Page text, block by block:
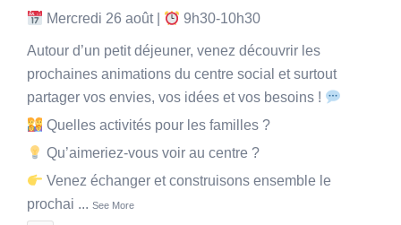
Mercredi 26 août |
9h30-10h30
Autour d’un petit déjeuner, venez découvrir les
prochaines animations du centre social et surtout
partager vos envies, vos idées et vos besoins !
Quelles activités pour les familles ?
Qu’aimeriez-vous voir au centre ?
Venez échanger et construisons ensemble le
prochai ... See More